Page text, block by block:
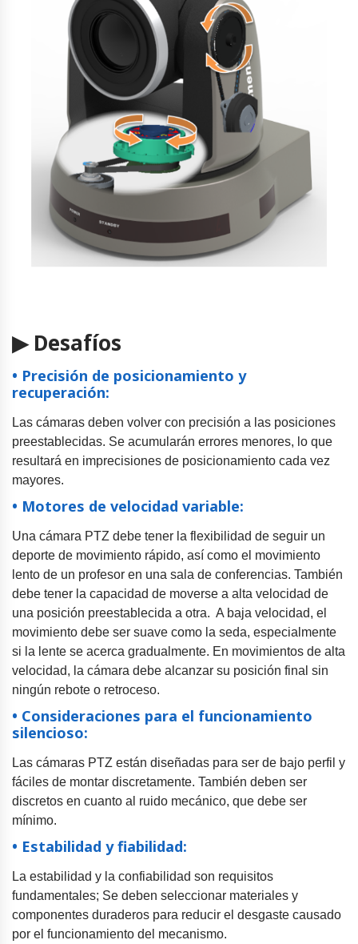
▶ Desafíos
• Precisión de posicionamiento y
recuperación:
Las cámaras deben volver con precisión a las posiciones
preestablecidas. Se acumularán errores menores, lo que
resultará en imprecisiones de posicionamiento cada vez
mayores.
• Motores de velocidad variable:
Una cámara PTZ debe tener la flexibilidad de seguir un
deporte de movimiento rápido, así como el movimiento
lento de un profesor en una sala de conferencias. También
debe tener la capacidad de moverse a alta velocidad de
una posición preestablecida a otra. A baja velocidad, el
movimiento debe ser suave como la seda, especialmente
si la lente se acerca gradualmente. En movimientos de alta
velocidad, la cámara debe alcanzar su posición final sin
ningún rebote o retroceso.
• Consideraciones para el funcionamiento
silencioso:
Las cámaras PTZ están diseñadas para ser de bajo perfil y
fáciles de montar discretamente. También deben ser
discretos en cuanto al ruido mecánico, que debe ser
mínimo.
• Estabilidad y fiabilidad:
La estabilidad y la confiabilidad son requisitos
fundamentales; Se deben seleccionar materiales y
componentes duraderos para reducir el desgaste causado
por el funcionamiento del mecanismo.